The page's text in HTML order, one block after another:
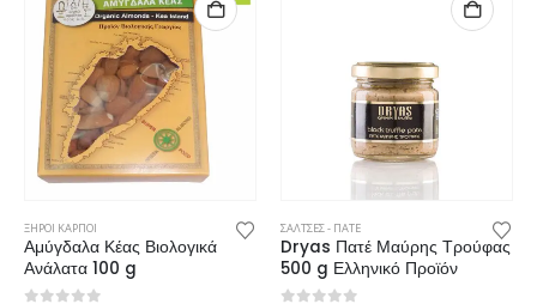
ΞΗΡΟΙ ΚΑΡΠΟΙ
Αμύγδαλα Κέας Βιολογικά
Ανάλατα 100 g
ΣΑΛΤΣΕΣ - ΠΑΤΕ
Dryas Πατέ Μαύρης Τρούφας
500 g Ελληνικό Προϊόν